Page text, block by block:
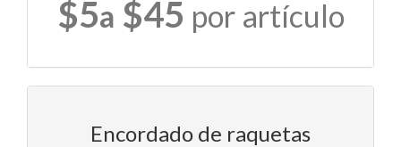
$5a $45 por artículo
Encordado de raquetas